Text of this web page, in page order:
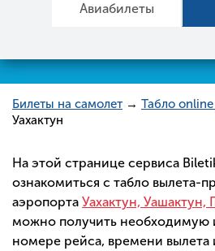
Авиабилеты
Билеты на самолет → Табло online
Уахактун
На этой странице сервиса
ознакомиться с табло вылета-
аэропорта Уахактун, Уашактун,
можно получить
номере рейса, времени вылета